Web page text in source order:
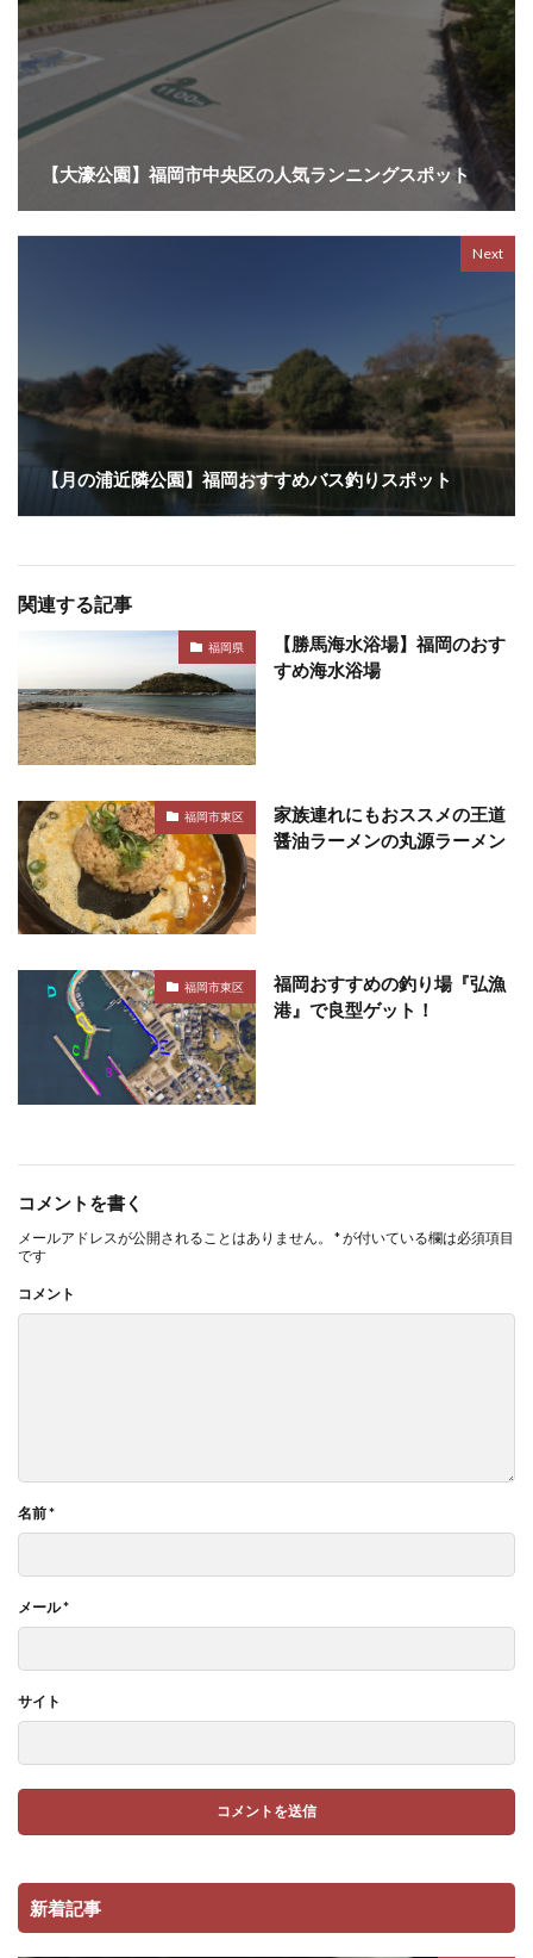
【大濠公園】福岡市中央区の人気ランニングスポット
Next
【月の浦近隣公園】福岡おすすめバス釣りスポット
関連する記事
福岡県
【勝馬海水浴場】福岡のおす
すめ海水浴場
福岡市東区
家族連れにもおススメの王道
醤油ラーメンの丸源ラーメン
福岡市東区
福岡おすすめの釣り場『弘漁
港』で良型ゲット！
コメントを書く
メールアドレスが公開されることはありません。 *が付いている欄は必須項目
です
コメント
名前*
メール*
サイト
新着記事